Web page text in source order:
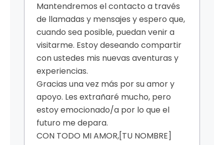
Mantendremos el contacto a través
de llamadas y mensajes y espero que,
cuando sea posible, puedan venir a
visitarme. Estoy deseando compartir
con ustedes mis nuevas aventuras y
experiencias.
Gracias una vez más por su amor y
apoyo. Les extrañaré mucho, pero
estoy emocionado/a por lo que el
futuro me depara.
CON TODO MI AMOR,[TU NOMBRE]